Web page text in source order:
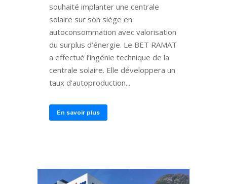
souhaité implanter une centrale
solaire sur son siège en
autoconsommation avec valorisation
du surplus d’énergie. Le BET RAMAT
a effectué l’ingénie technique de la
centrale solaire. Elle développera un
taux d’autoproduction...
En savoir plus